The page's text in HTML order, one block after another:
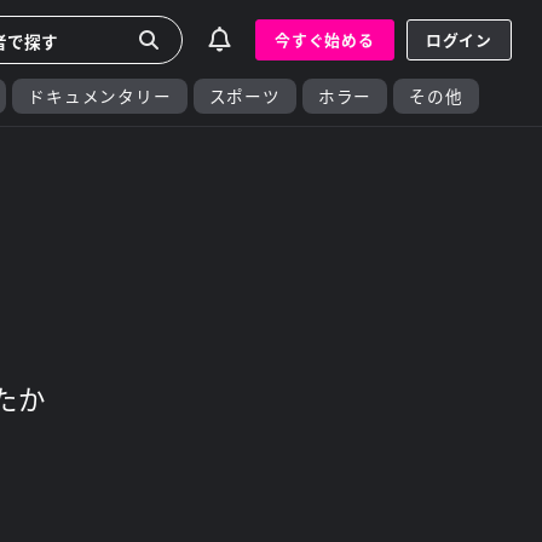
今すぐ始める ログイン
ドキュメンタリー スポーツ ホラー その他
か